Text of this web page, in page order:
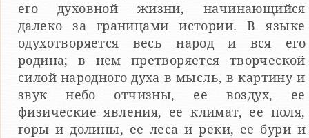
его духовной жизни, начинающийся
далеко за границами истории. В языке
одухотворяется весь народ и вся его
родина; в нем претворяется творческой
силой народного духа в мысль, в картину и
звук небо отчизны, ее воздух, ее
физические явления, ее климат, ее поля,
горы и долины, ее леса и реки, ее бури и